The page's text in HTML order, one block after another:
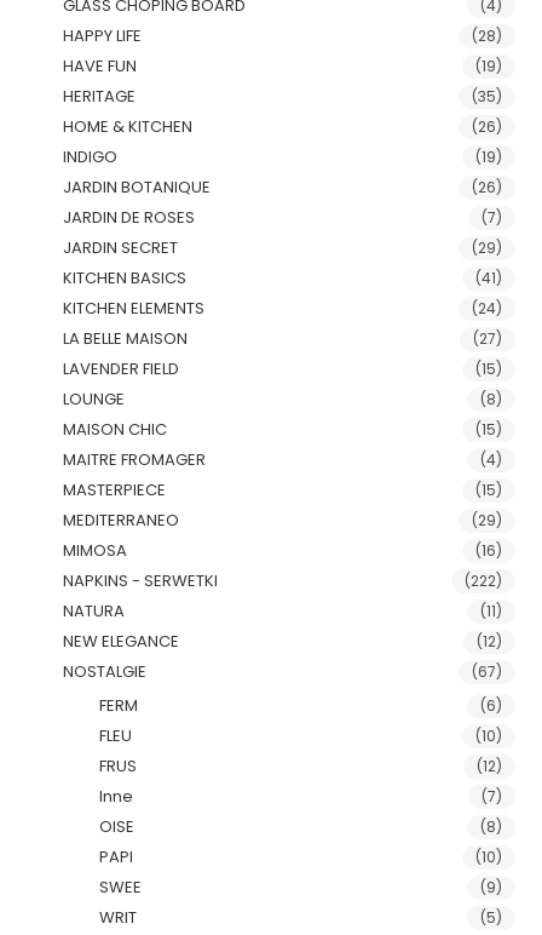
GLASS CHOPING BOARD (4)
HAPPY LIFE (28)
HAVE FUN (19)
HERITAGE (35)
HOME & KITCHEN (26)
INDIGO (19)
JARDIN BOTANIQUE (26)
JARDIN DE ROSES (7)
JARDIN SECRET (29)
KITCHEN BASICS (41)
KITCHEN ELEMENTS (24)
LA BELLE MAISON (27)
LAVENDER FIELD (15)
LOUNGE (8)
MAISON CHIC (15)
MAITRE FROMAGER (4)
MASTERPIECE (15)
MEDITERRANEO (29)
MIMOSA (16)
NAPKINS - SERWETKI (222)
NATURA (11)
NEW ELEGANCE (12)
NOSTALGIE (67)
FERM (6)
FLEU (10)
FRUS (12)
Inne (7)
OISE (8)
PAPI (10)
SWEE (9)
WRIT (5)